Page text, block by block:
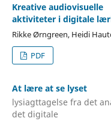
Kreative audiovisuelle
aktiviteter i digitale
Rikke Ørngreen, Heidi
PDF
At lære at se lyset
lysiagttagelse fra det
det digitale